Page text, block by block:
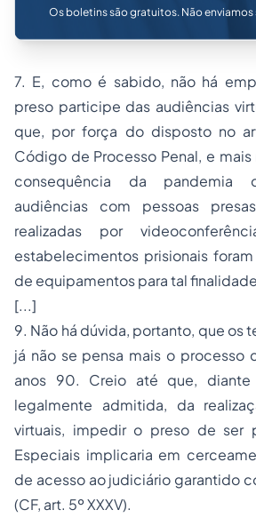
Os boletins são gratuitos. Não enviamos
7. E, como é sabido, não há
preso participe das audiências
que, por força do disposto no
Código de Processo Penal, e
consequência da pandemia
audiências com pessoas
realizadas por
estabelecimentos prisionais
de equipamentos para tal
[...]
9. Não há dúvida, portanto, que os
já não se pensa mais o processo
anos 90. Creio até que, diante
legalmente admitida, da
virtuais, impedir o preso de ser
Especiais implicaria em
de acesso ao judiciário garantido
(CF, art. 5º XXXV).